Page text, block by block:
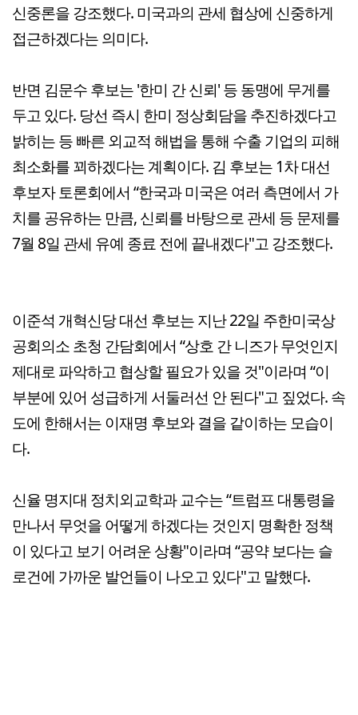
신중론을 강조했다. 미국과의 관세 협상에 신중하게
접근하겠다는 의미다.
반면 김문수 후보는 '한미 간 신뢰' 등 동맹에 무게를
두고 있다. 당선 즉시 한미 정상회담을 추진하겠다고
밝히는 등 빠른 외교적 해법을 통해 수출 기업의 피해
최소화를 꾀하겠다는 계획이다. 김 후보는 1차 대선
후보자 토론회에서 “한국과 미국은 여러 측면에서 가
치를 공유하는 만큼, 신뢰를 바탕으로 관세 등 문제를
7월 8일 관세 유예 종료 전에 끝내겠다"고 강조했다.
이준석 개혁신당 대선 후보는 지난 22일 주한미국상
공회의소 초청 간담회에서 “상호 간 니즈가 무엇인지
제대로 파악하고 협상할 필요가 있을 것"이라며 “이
부분에 있어 성급하게 서둘러선 안 된다"고 짚었다. 속
도에 한해서는 이재명 후보와 결을 같이하는 모습이
다.
신율 명지대 정치외교학과 교수는 “트럼프 대통령을
만나서 무엇을 어떻게 하겠다는 것인지 명확한 정책
이 있다고 보기 어려운 상황"이라며 “공약 보다는 슬
로건에 가까운 발언들이 나오고 있다"고 말했다.